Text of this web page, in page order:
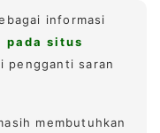
informasi
pada situs
pengganti saran
membutuhkan